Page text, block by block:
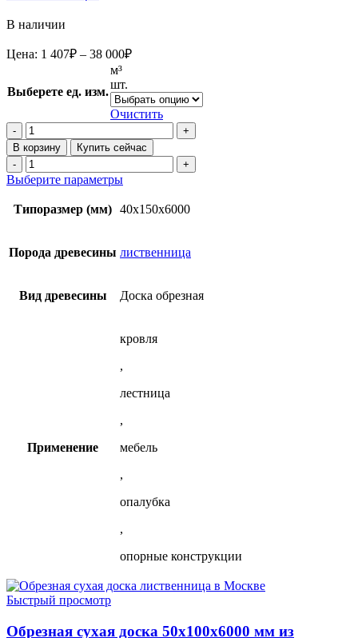
В наличии
Цена: 1 407₽ – 38 000₽Диапазон
407₽
–
38
000₽
Выберете ед. изм.
м³
шт.
Очистить
Количество
товара
Обрезная
сухая
доска
мм
В корзину Купить сейчас
Количество
товара
Обрезная
сухая
доска
мм
из
Выберите параметрыЭтот
имеет
Опции
на
Типоразмер (мм) 40x150x6000
Порода древесины лиственница
Вид древесины Доска обрезная
Применение
кровля
,
лестница
,
мебель
,
опалубка
,
опорные конструкции
Быстрый просмотр
Обрезная сухая доска 50х100х6000 мм из